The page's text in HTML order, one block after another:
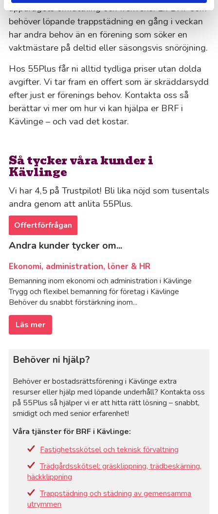
uppdragets omfattning och frekvens. En BRF som
behöver löpande trappstädning en gång i veckan
har andra behov än en förening som söker en
vaktmästare på deltid eller säsongsvis snöröjning.
Hos 55Plus får ni alltid tydliga priser utan dolda
avgifter. Vi tar fram en offert som är skräddarsydd
efter just er förenings behov. Kontakta oss så
berättar vi mer om hur vi kan hjälpa er BRF i
Kävlinge – och vad det kostar.
Så tycker våra kunder i
Kävlinge
Vi har 4,5 på Trustpilot! Bli lika nöjd som tusentals
andra genom att anlita 55Plus.
Offertförfrågan
Andra kunder tycker om...
Ekonomi, administration, löner & HR
Bemanning inom ekonomi och administration i Kävlinge
Trygg och flexibel bemanning för företag i Kävlinge
Behöver du snabbt förstärkning inom...
Läs mer
Behöver ni hjälp?
Behöver er bostadsrättsförening i Kävlinge extra
resurser eller hjälp med löpande underhåll? Kontakta oss
på 55Plus så hjälper vi er att hitta rätt lösning – snabbt,
smidigt och med senior erfarenhet!
Våra tjänster för BRF i Kävlinge:
Fastighetsskötsel och teknisk förvaltning
Trädgårdsskötsel: gräsklippning, trädbeskärning,
häckklippning
Trappstädning och städning av gemensamma
utrymmen